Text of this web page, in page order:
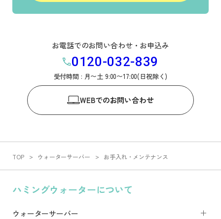
お電話でのお問い合わせ・お申込み
0120-032-839
受付時間 : 月〜土 9:00〜17:00(日祝除く)
WEBでのお問い合わせ
TOP ウォーターサーバー お手入れ・メンテナンス
ハミングウォーターについて
ウォーターサーバー